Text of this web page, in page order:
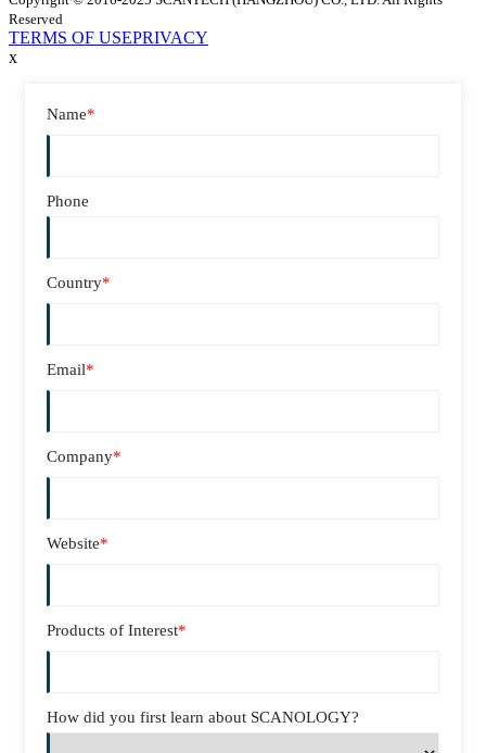
Reserved
TERMS OF USEPRIVACY
x
Name*
Phone
Country*
Email*
Company*
Website*
Products of Interest*
How did you first learn about SCANOLOGY?